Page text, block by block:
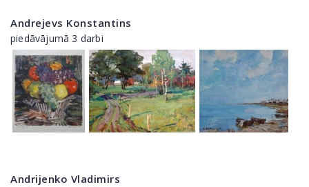
Andrejevs Konstantins
piedāvājumā 3 darbi
Andrijenko Vladimirs